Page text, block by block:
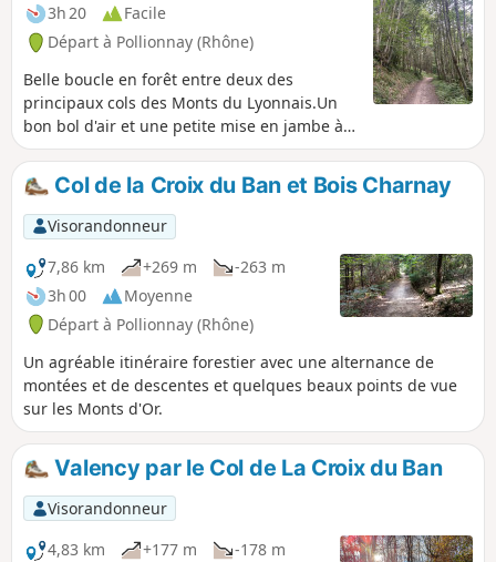
3h 20
Facile
Départ à Pollionnay (Rhône)
Belle boucle en forêt entre deux des
principaux cols des Monts du Lyonnais.Un
bon bol d'air et une petite mise en jambe à
deux pas de la ville de Lyon.
Col de la Croix du Ban et Bois Charnay
Visorandonneur
7,86 km
+269 m
-263 m
3h 00
Moyenne
Départ à Pollionnay (Rhône)
Un agréable itinéraire forestier avec une alternance de
montées et de descentes et quelques beaux points de vue
sur les Monts d'Or.
Valency par le Col de La Croix du Ban
Visorandonneur
4,83 km
+177 m
-178 m